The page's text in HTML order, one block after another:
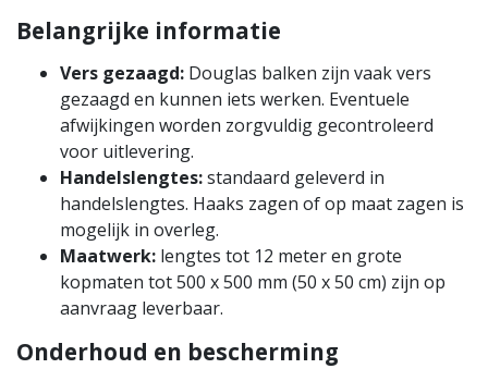
Belangrijke informatie
Vers gezaagd: Douglas balken zijn vaak vers
gezaagd en kunnen iets werken. Eventuele
afwijkingen worden zorgvuldig gecontroleerd
voor uitlevering.
Handelslengtes:standaard geleverd in
handelslengtes. Haaks zagen of op maat zagen is
mogelijk in overleg.
Maatwerk: lengtes tot 12 meter en grote
kopmaten tot 500 x 500 mm (50 x 50 cm) zijn op
aanvraag leverbaar.
Onderhoud en bescherming